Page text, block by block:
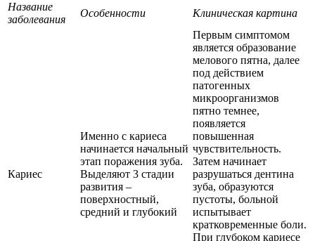
Название
заболевания
Особенности Клиническая картина
Кариес
Именно с кариеса
начинается начальный
этап поражения зуба.
Выделяют 3 стадии
развития –
поверхностный,
средний и глубокий
Первым симптомом
является образование
мелового пятна, далее
под действием
патогенных
микроорганизмов
пятно темнее,
появляется
повышенная
чувствительность.
Затем начинает
разрушаться дентина
зуба, образуются
пустоты, больной
испытывает
кратковременные боли.
При глубоком кариесе